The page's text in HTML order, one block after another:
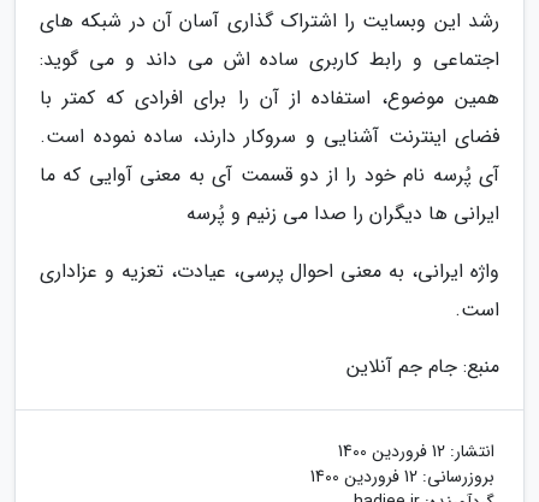
رشد این وبسایت را اشتراک گذاری آسان آن در شبکه های
اجتماعی و رابط کاربری ساده اش می داند و می گوید:
همین موضوع، استفاده از آن را برای افرادی که کمتر با
فضای اینترنت آشنایی و سروکار دارند، ساده نموده است.
آی پُرسه نام خود را از دو قسمت آی به معنی آوایی که ما
ایرانی ها دیگران را صدا می زنیم و پُرسه
واژه ایرانی، به معنی احوال پرسی، عیادت، تعزیه و عزاداری
است.
منبع: جام جم آنلاین
انتشار: 12 فروردین 1400
بروزرسانی: 12 فروردین 1400